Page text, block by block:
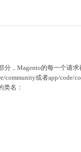
，Magento的每一个请
community或者app/code/
类名：